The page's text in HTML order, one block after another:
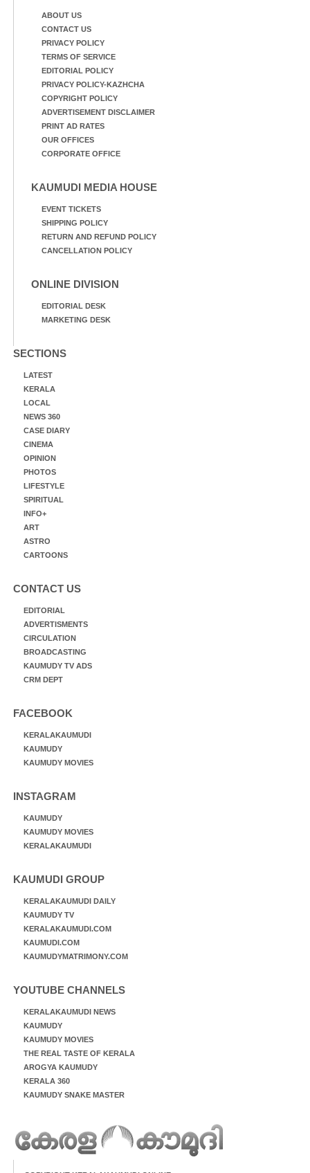
ABOUT US
CONTACT US
PRIVACY POLICY
TERMS OF SERVICE
EDITORIAL POLICY
PRIVACY POLICY-KAZHCHA
COPYRIGHT POLICY
ADVERTISEMENT DISCLAIMER
PRINT AD RATES
OUR OFFICES
CORPORATE OFFICE
KAUMUDI MEDIA HOUSE
EVENT TICKETS
SHIPPING POLICY
RETURN AND REFUND POLICY
CANCELLATION POLICY
ONLINE DIVISION
EDITORIAL DESK
MARKETING DESK
SECTIONS
LATEST
KERALA
LOCAL
NEWS 360
CASE DIARY
CINEMA
OPINION
PHOTOS
LIFESTYLE
SPIRITUAL
INFO+
ART
ASTRO
CARTOONS
CONTACT US
EDITORIAL
ADVERTISMENTS
CIRCULATION
BROADCASTING
KAUMUDY TV ADS
CRM DEPT
FACEBOOK
KERALAKAUMUDI
KAUMUDY
KAUMUDY MOVIES
INSTAGRAM
KAUMUDY
KAUMUDY MOVIES
KERALAKAUMUDI
KAUMUDI GROUP
KERALAKAUMUDI DAILY
KAUMUDY TV
KERALAKAUMUDI.COM
KAUMUDI.COM
KAUMUDYMATRIMONY.COM
YOUTUBE CHANNELS
KERALAKAUMUDI NEWS
KAUMUDY
KAUMUDY MOVIES
THE REAL TASTE OF KERALA
AROGYA KAUMUDY
KERALA 360
KAUMUDY SNAKE MASTER